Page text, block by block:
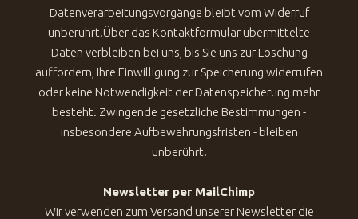
Datenverarbeitungsvorgänge bleibt vom Widerruf
unberührt.Über das Kontaktformular übermittelte
Daten verbleiben bei uns, bis Sie uns zur Löschung
auffordern, Ihre Einwilligung zur Speicherung widerrufen
oder keine Notwendigkeit der Datenspeicherung mehr
besteht. Zwingende gesetzliche Bestimmungen -
insbesondere Aufbewahrungsfristen - bleiben
unberührt.
Newsletter per MailChimp
Wir verwenden zum Versand unserer Newsletter die